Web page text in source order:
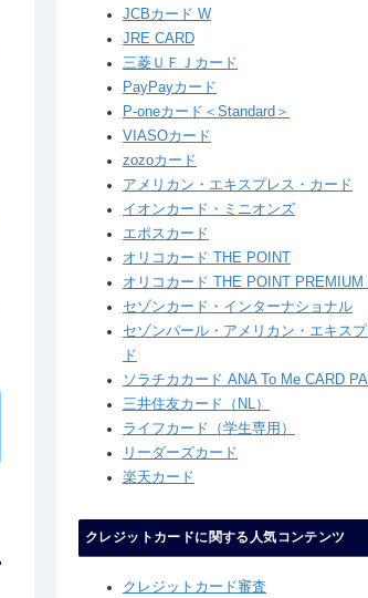
JCBカード W
JRE CARD
三菱ＵＦＪカード
PayPayカード
P-oneカード＜Standard＞
VIASOカード
zozoカード
アメリカン・エキスプレス・カード
イオンカード・ミニオンズ
エポスカード
オリコカード THE POINT
オリコカード THE POINT PREMIUM
セゾンカード・インターナショナル
セゾンパール・アメリカン・エキス
ド
ソラチカカード ANA To Me CARD
三井住友カード（NL）
ライフカード（学生専用）
リーダーズカード
楽天カード
クレジットカードに関する人気コンテンツ
クレジットカード審査